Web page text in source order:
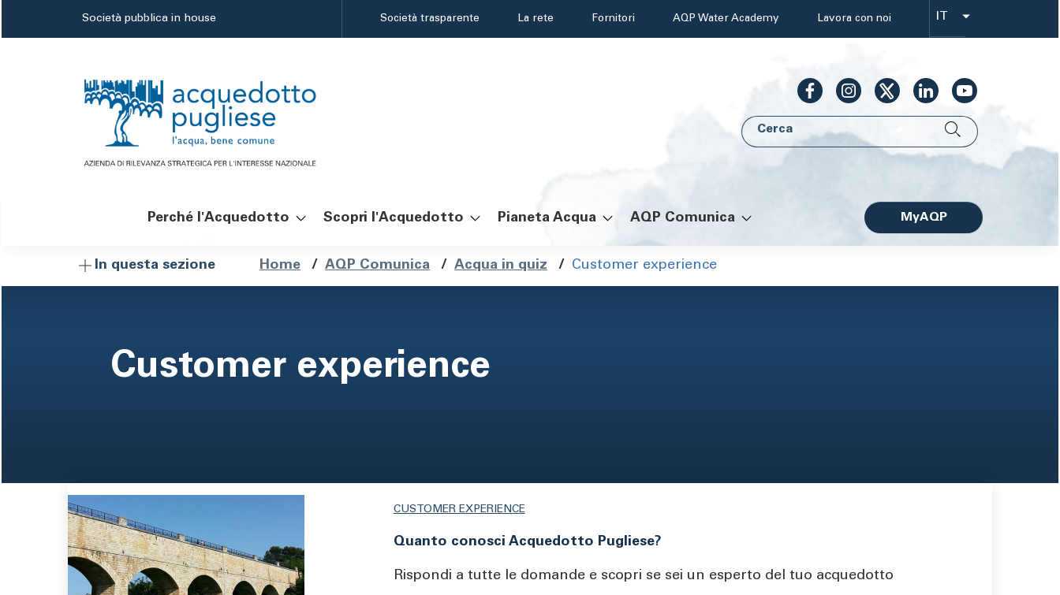
Società pubblica in house
Header
Società trasparente La rete Fornitori AQP Water Academy Lavora con noi
language
Cerca
Navigazione
Perché l'Acquedotto Scopri l'Acquedotto Pianeta Acqua AQP Comunica
AQPMyAQP
In questa sezione
Briciole
pane
Home / AQP Comunica / Acqua in quiz / Customer experience
Customer experience
CUSTOMER EXPERIENCE
Quanto conosci Acquedotto Pugliese?
Rispondi a tutte le domande e scopri se sei un esperto del tuo acquedotto